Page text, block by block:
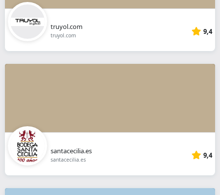
truyol.com
truyol.com 9,4
santacecilia.es
santacecilia.es 9,4